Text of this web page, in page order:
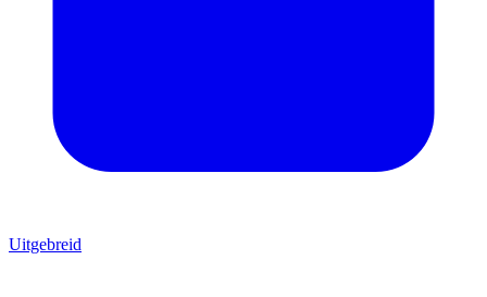
Uitgebreid